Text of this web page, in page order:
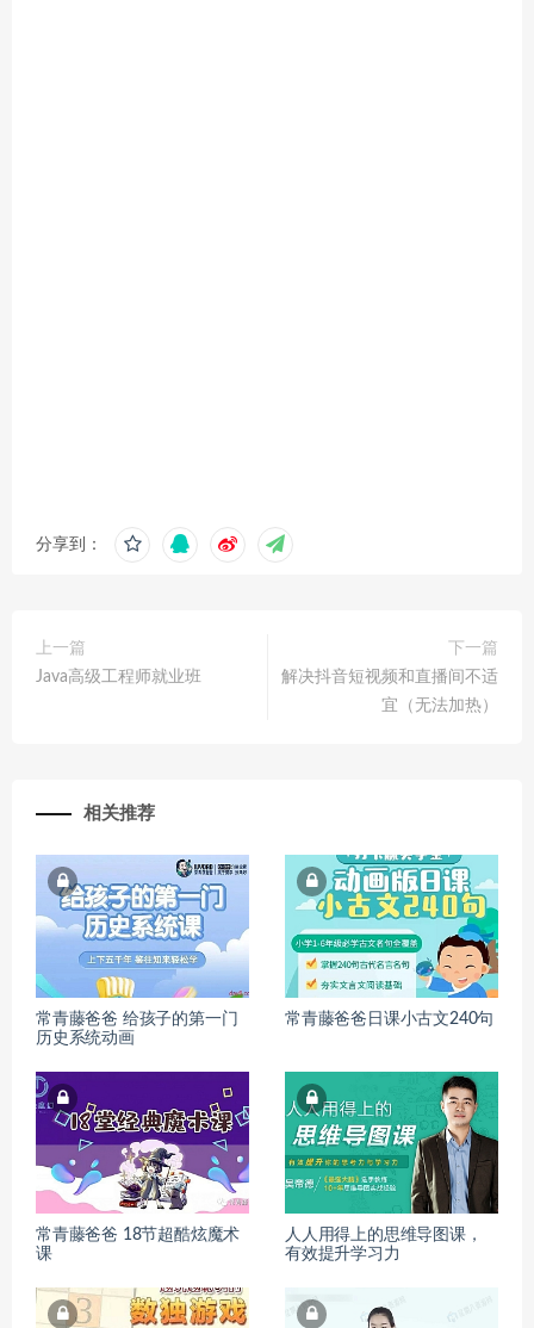
分享到：
上一篇
Java高级工程师就业班
下一篇
解决抖音短视频和直播间不适
宜（无法加热）
相关推荐
常青藤爸爸 给孩子的第一门
历史系统动画
常青藤爸爸日课小古文240句
常青藤爸爸 18节超酷炫魔术
课
人人用得上的思维导图课，
有效提升学习力